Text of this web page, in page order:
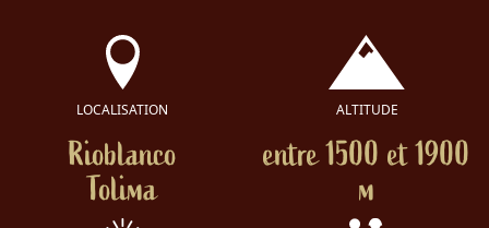
LOCALISATION
Rioblanco
Tolima
ALTITUDE
entre 1500 et 1900
m